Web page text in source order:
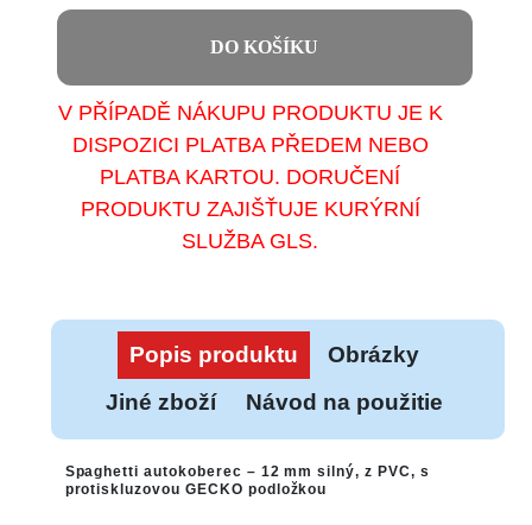
DO KOŠÍKU
V PŘÍPADĚ NÁKUPU PRODUKTU JE K
DISPOZICI PLATBA PŘEDEM NEBO
PLATBA KARTOU. DORUČENÍ
PRODUKTU ZAJIŠŤUJE KURÝRNÍ
SLUŽBA GLS.
Popis produktu
Obrázky
Jiné zboží
Návod na použitie
Spaghetti autokoberec – 12 mm silný, z PVC, s
protiskluzovou GECKO podložkou